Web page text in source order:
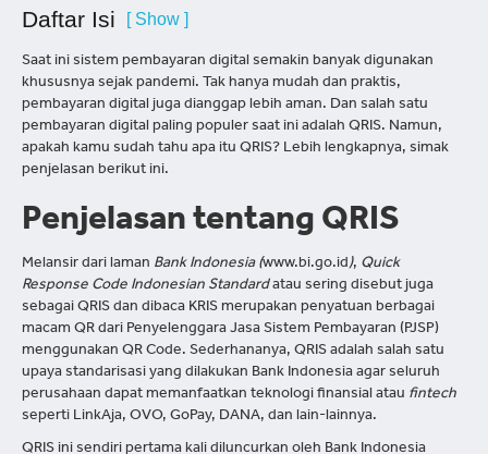
Daftar Isi [ Show ]
Saat ini sistem pembayaran digital semakin banyak digunakan
khususnya sejak pandemi. Tak hanya mudah dan praktis,
pembayaran digital juga dianggap lebih aman. Dan salah satu
pembayaran digital paling populer saat ini adalah QRIS. Namun,
apakah kamu sudah tahu apa itu QRIS? Lebih lengkapnya, simak
penjelasan berikut ini.
Penjelasan tentang QRIS
Melansir dari laman Bank Indonesia (www.bi.go.id), Quick
Response Code Indonesian Standardatau sering disebut juga
sebagai QRIS dan dibaca KRIS merupakan penyatuan berbagai
macam QR dari Penyelenggara Jasa Sistem Pembayaran (PJSP)
menggunakan QR Code. Sederhananya, QRIS adalah salah satu
upaya standarisasi yang dilakukan Bank Indonesia agar seluruh
perusahaan dapat memanfaatkan teknologi finansial atau fintech
seperti LinkAja, OVO, GoPay, DANA, dan lain-lainnya.
QRIS ini sendiri pertama kali diluncurkan oleh Bank Indonesia